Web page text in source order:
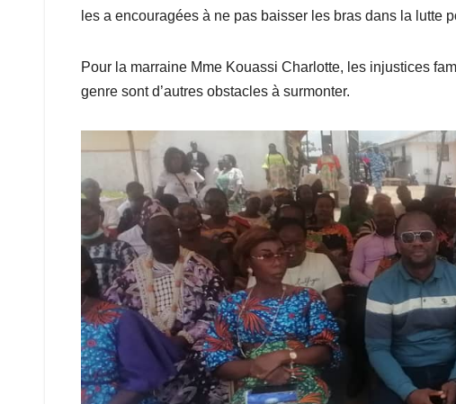
les a encouragées à ne pas baisser les bras dans la lutte
Pour la marraine Mme Kouassi Charlotte, les injustices
genre sont d’autres obstacles à surmonter.